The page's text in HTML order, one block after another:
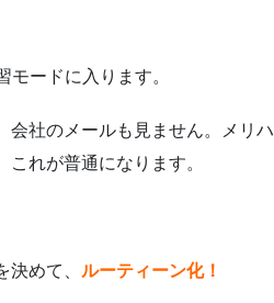
ードに入ります。
会社のメールも見ません。メリハ
れが普通になります。
めて、 ルーティーン化！